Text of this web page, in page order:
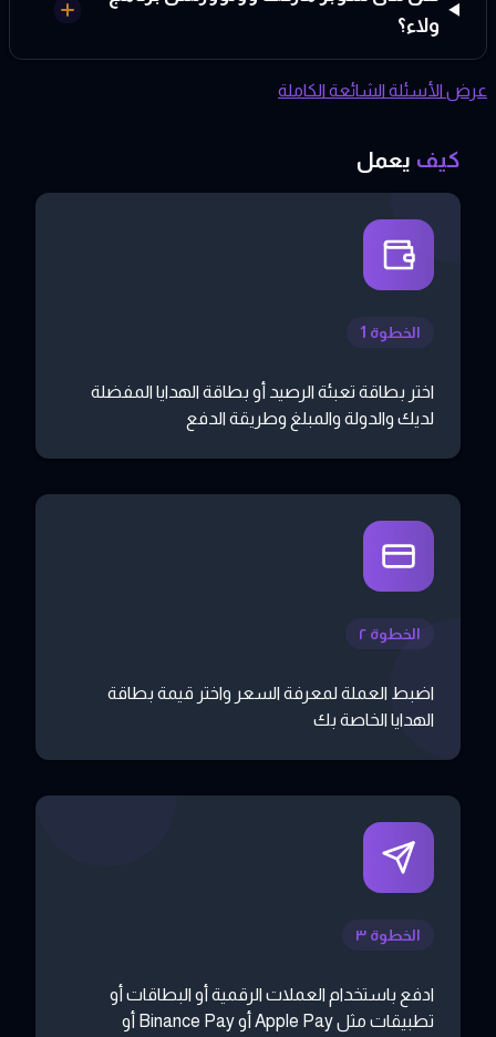
ولاء؟
عرض الأسئلة الشائعة الكاملة
كيف يعمل
الخطوة 1
اختر بطاقة تعبئة الرصيد أو بطاقة الهدايا المفضلة
لديك والدولة والمبلغ وطريقة الدفع
الخطوة ٢
اضبط العملة لمعرفة السعر واختر قيمة بطاقة
الهدايا الخاصة بك
الخطوة ٣
ادفع باستخدام العملات الرقمية أو البطاقات أو
تطبيقات مثل Apple Pay أو Binance Pay أو